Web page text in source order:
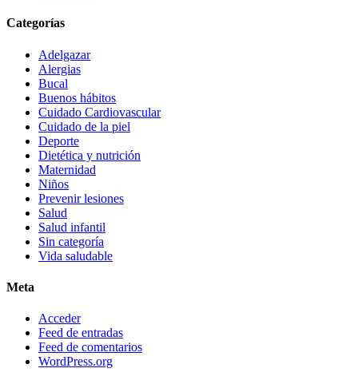
Categorías
Adelgazar
Alergias
Bucal
Buenos hábitos
Cuidado Cardiovascular
Cuidado de la piel
Deporte
Dietética y nutrición
Maternidad
Niños
Prevenir lesiones
Salud
Salud infantil
Sin categoría
Vida saludable
Meta
Acceder
Feed de entradas
Feed de comentarios
WordPress.org